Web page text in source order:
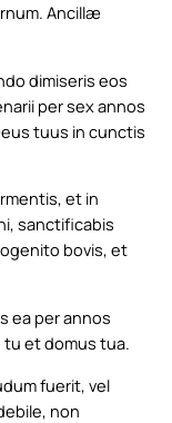
Ancillæ
dimiseris eos
per sex annos
tuus in cunctis
et in
sanctificabis
bovis, et
ea per annos
tu et domus tua.
fuerit, vel
non